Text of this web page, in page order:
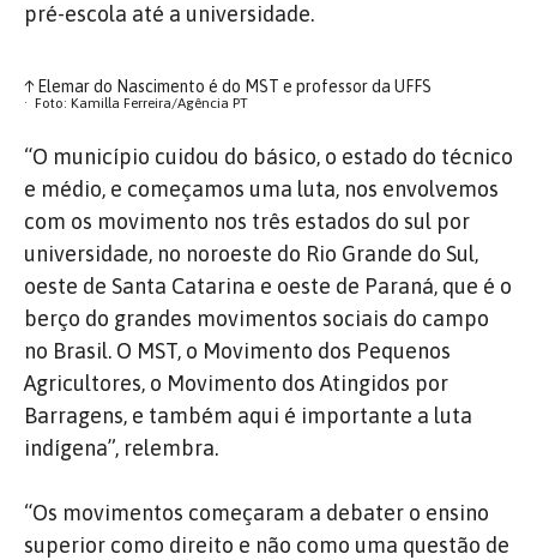
pré-escola até a universidade.
↑Elemar do Nascimento é do MST e professor da UFFS
Foto: Kamilla Ferreira/Agência PT
“O município cuidou do básico, o estado do técnico
e médio, e começamos uma luta, nos envolvemos
com os movimento nos três estados do sul por
universidade, no noroeste do Rio Grande do Sul,
oeste de Santa Catarina e oeste de Paraná, que é o
berço do grandes movimentos sociais do campo
no Brasil. O MST, o Movimento dos Pequenos
Agricultores, o Movimento dos Atingidos por
Barragens, e também aqui é importante a luta
indígena”, relembra.
“Os movimentos começaram a debater o ensino
superior como direito e não como uma questão de